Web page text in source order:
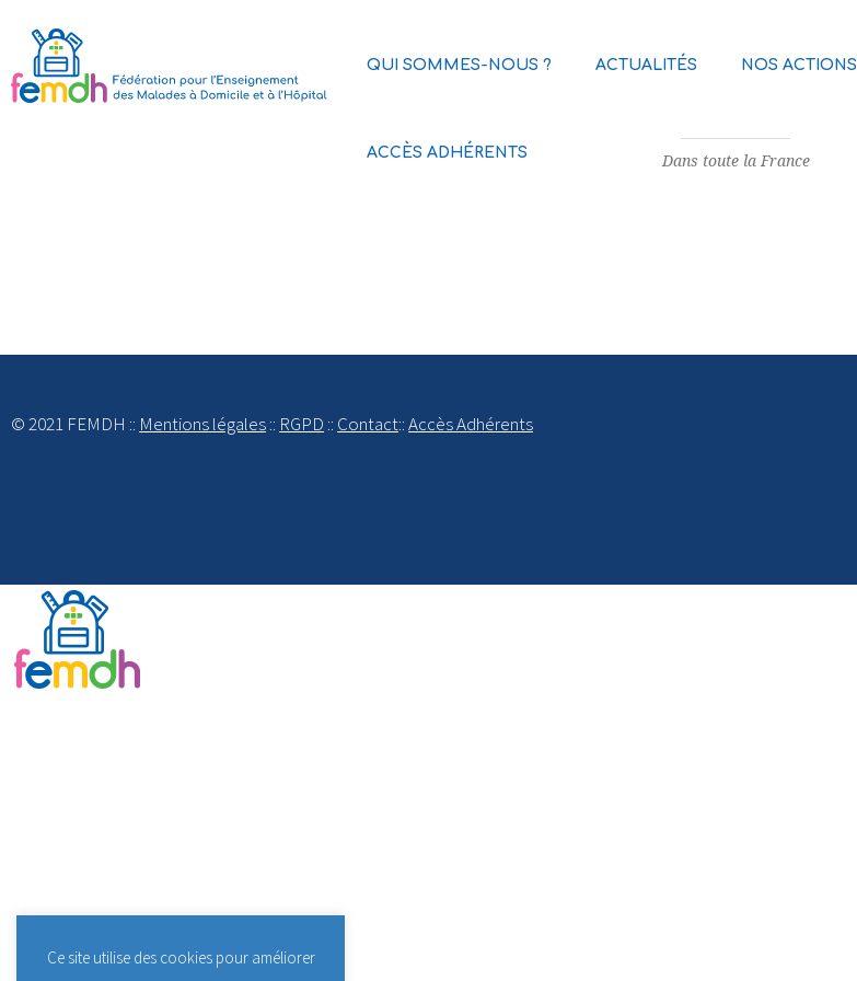
QUI SOMMES-NOUS ? ACTUALITÉS NOS ACTIONS
ACCÈS ADHÉRENTS Dans toute la France
© 2021 FEMDH :: Mentions légales:: RGPD :: Contact::Accès Adhérents
Ce site utilise des cookies pour améliorer